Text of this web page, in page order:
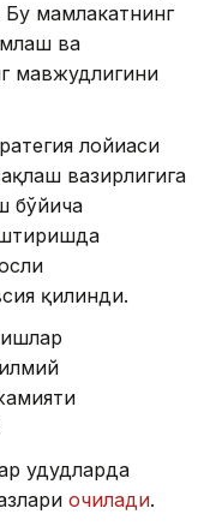
Бу мамлакатнинг
ва
мавжудлигини
лойиҳаси
вазирлигига
бўйича
қилинди.
ҳудудларда
очилади.